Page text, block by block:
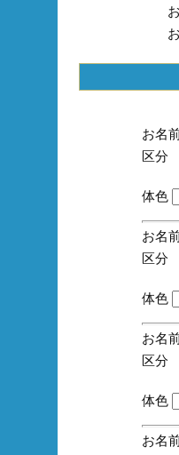
お名
区分
(
体色
お名
区分
(
体色
お名
区分
(
体色
お名